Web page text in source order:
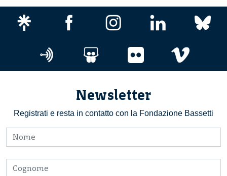
Newsletter
Registrati e resta in contatto con la Fondazione Bassetti